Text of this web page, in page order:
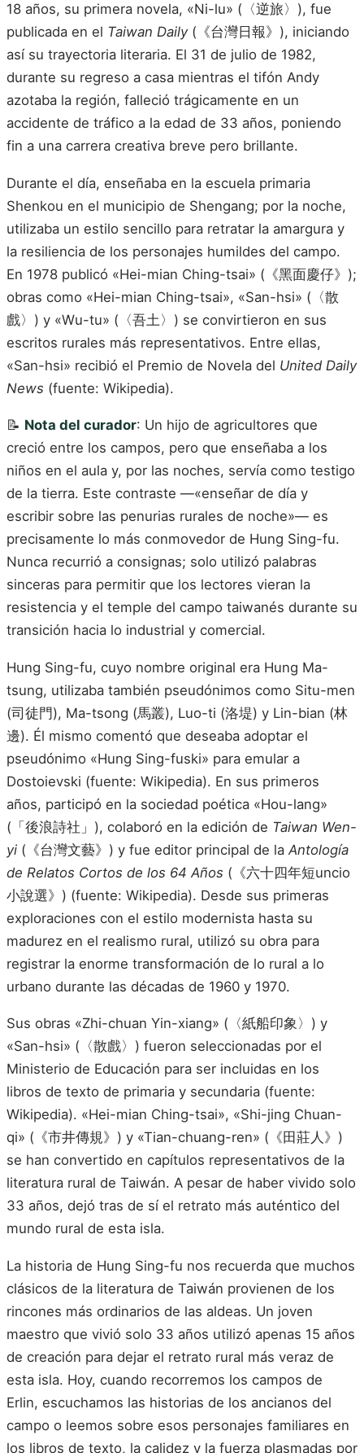
18 años, su primera novela, «Ni-lu» (〈逆旅〉), fue
publicada en el Taiwan Daily(《台灣日報》), iniciando
así su trayectoria literaria. El 31 de julio de 1982,
durante su regreso a casa mientras el tifón Andy
azotaba la región, falleció trágicamente en un
accidente de tráfico a la edad de 33 años, poniendo
fin a una carrera creativa breve pero brillante.
Durante el día, enseñaba en la escuela primaria
Shenkou en el municipio de Shengang; por la noche,
utilizaba un estilo sencillo para retratar la amargura y
la resiliencia de los personajes humildes del campo.
En 1978 publicó «Hei-mian Ching-tsai» (《黑面慶仔》);
obras como «Hei-mian Ching-tsai», «San-hsi» (〈散
戲〉) y «Wu-tu» (〈吾土〉) se convirtieron en sus
escritos rurales más representativos. Entre ellas,
«San-hsi» recibió el Premio de Novela del United Daily
News (fuente: Wikipedia).
📝 Nota del curador: Un hijo de agricultores que
creció entre los campos, pero que enseñaba a los
niños en el aula y, por las noches, servía como testigo
de la tierra. Este contraste —«enseñar de día y
escribir sobre las penurias rurales de noche»— es
precisamente lo más conmovedor de Hung Sing-fu.
Nunca recurrió a consignas; solo utilizó palabras
sinceras para permitir que los lectores vieran la
resistencia y el temple del campo taiwanés durante su
transición hacia lo industrial y comercial.
Hung Sing-fu, cuyo nombre original era Hung Ma-
tsung, utilizaba también pseudónimos como Situ-men
(司徒門), Ma-tsong (馬叢), Luo-ti (洛堤) y Lin-bian (林
邊). Él mismo comentó que deseaba adoptar el
pseudónimo «Hung Sing-fuski» para emular a
Dostoievski (fuente: Wikipedia). En sus primeros
años, participó en la sociedad poética «Hou-lang»
(「後浪詩社」), colaboró en la edición de Taiwan Wen-
yi (《台灣文藝》) y fue editor principal de la Antología
de Relatos Cortos de los 64 Años (《六十四年短uncio
小說選》) (fuente: Wikipedia). Desde sus primeras
exploraciones con el estilo modernista hasta su
madurez en el realismo rural, utilizó su obra para
registrar la enorme transformación de lo rural a lo
urbano durante las décadas de 1960 y 1970.
Sus obras «Zhi-chuan Yin-xiang» (〈紙船印象〉) y
«San-hsi» (〈散戲〉) fueron seleccionadas por el
Ministerio de Educación para ser incluidas en los
libros de texto de primaria y secundaria (fuente:
Wikipedia). «Hei-mian Ching-tsai», «Shi-jing Chuan-
qi» (《市井傳規》) y «Tian-chuang-ren» (《田莊人》)
se han convertido en capítulos representativos de la
literatura rural de Taiwán. A pesar de haber vivido solo
33 años, dejó tras de sí el retrato más auténtico del
mundo rural de esta isla.
La historia de Hung Sing-fu nos recuerda que muchos
clásicos de la literatura de Taiwán provienen de los
rincones más ordinarios de las aldeas. Un joven
maestro que vivió solo 33 años utilizó apenas 15 años
de creación para dejar el retrato rural más veraz de
esta isla. Hoy, cuando recorremos los campos de
Erlin, escuchamos las historias de los ancianos del
campo o leemos sobre esos personajes familiares en
los libros de texto, la calidez y la fuerza plasmadas por